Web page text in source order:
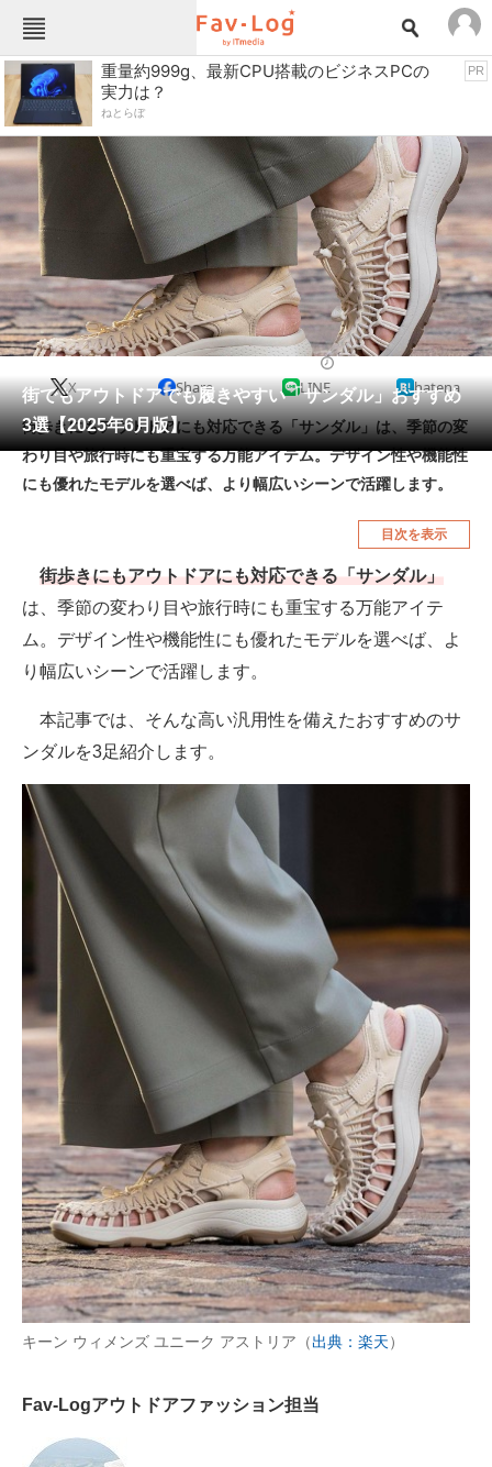
Fav-Logカテゴリー一覧
TOP
インテリア・収納 おもちゃ・ホビー
カメラ キッチン家電
キッチン用品 ゲーム
コンテンツ・サービス スイーツ・お菓子
スポーツ・レジャー スマホ・携帯電話
パソコン・タブレット ファッション
ペット 家電
工具・DIY 本・DVD・CD
生活家電 生活用品
腕時計 車・バイク
釣り具・釣り用品 食品・飲料・お酒
食器・グラス・カトラリー
メディア
注目記事を集めた総合ページ
スマホと通信の最新トレンド
進化するPCとデバイスの未来
好きが集まる 比べて選べる
ビジネスと働き方のヒント
AI活用のいまが分かる
企業ITのトレンドを詳説
経営リーダーのコミュニティ
マーケ×ITの今がよく分かる
ITエンジニア向け専門サイト
企業向けIT製品の総合サイト
IT製品の技術・比較・事例
モノづくり技術者専門サイト
エレクトロニクス専門サイト
重量約999g、最新CPU搭載のビジネスPCの
実力は？
ねとらぼ
PR
街でもアウトドアでも履きやすい「サンダル」おすすめ
3選【2025年6月版】
X Share LINE hatena
街歩きにもアウトドアにも対応できる「サンダル」は、季節の変
わり目や旅行時にも重宝する万能アイテム。デザイン性や機能性
にも優れたモデルを選べば、より幅広いシーンで活躍します。
目次を表示
街歩きにもアウトドアにも対応できる「サンダル」
は、季節の変わり目や旅行時にも重宝する万能アイテ
ム。デザイン性や機能性にも優れたモデルを選べば、よ
り幅広いシーンで活躍します。
本記事では、そんな高い汎用性を備えたおすすめのサ
ンダルを3足紹介します。
キーン ウィメンズ ユニーク アストリア（出典：楽天）
Fav-Logアウトドアファッション担当